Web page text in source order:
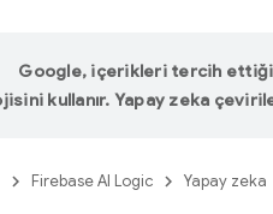
Google, içerikleri tercih
kullanır. Yapay zeka
Firebase AI Logic Yapay zeka